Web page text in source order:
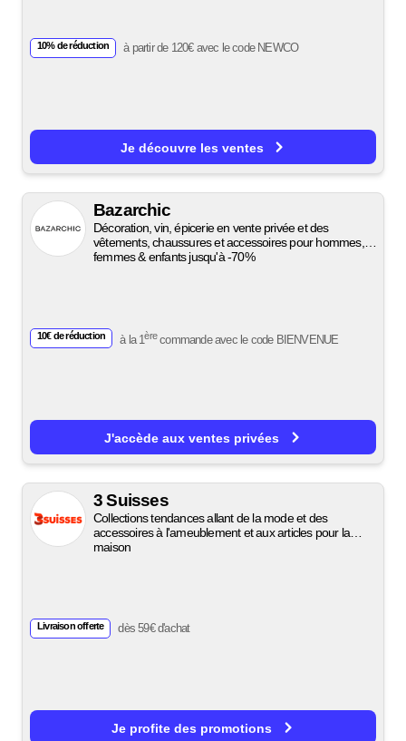
10% de réduction à partir de 120€ avec le code NEWCO
Je découvre les ventes
Bazarchic
Décoration, vin, épicerie en vente privée et des
vêtements, chaussures et accessoires pour hommes,
femmes & enfants jusqu'à -70%
10€ de réduction à la 1èrecommande avec le code BIENVENUE
J'accède aux ventes privées
3 Suisses
Collections tendances allant de la mode et des
accessoires à l'ameublement et aux articles pour la
maison
Livraison offerte dès 59€ d'achat
Je profite des promotions